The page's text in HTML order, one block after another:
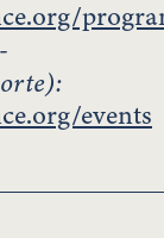
events